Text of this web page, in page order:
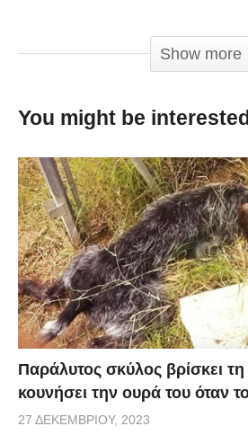
Σύμφωνα με τον άνθρωπο που
από πάνω του.
Show more
You might be
Παράλυτος σκύλος βρίσκει
κουνήσει την ουρά του όταν
27 ΔΕΚΕΜΒΡΊΟΥ, 2023